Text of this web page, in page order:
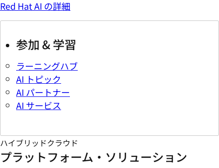
Red Hat AI の詳細
参加 & 学習
ラーニングハブ
AI トピック
AI パートナー
AI サービス
ハイブリッドクラウド
プラットフォーム・ソリューション